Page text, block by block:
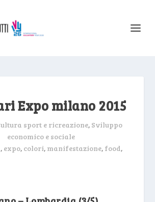
Expo milano 2015
sport e ricreazione, Sviluppo
economico e sociale
, expo, colori, manifestazione, food,